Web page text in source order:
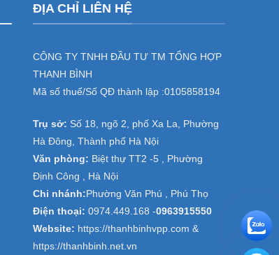
ĐỊA CHỈ LIÊN HỆ
CÔNG TY TNHH ĐẦU TƯ TM TỔNG HỢP
THANH BÌNH
Mã số thuế/Số QĐ thành lập :0105858194
Trụ sở: Số 18, ngõ 2, phố Xa La, Phường
Hà Đông, Thành phố Hà Nội
Văn phòng: Biệt thự TT2 -5 , Phường
Định Công , Hà Nội
Chi nhánh: Phường Văn Phú , Phú Thọ
Điện thoại: 0974.449.168 -0963915550
Website: https://thanhbinhvpp.com &
https://thanhbinh.net.vn